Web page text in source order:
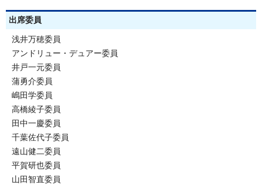
出席委員
浅井万穂委員
アンドリュー・デュアー委員
井戸一元委員
蒲勇介委員
嶋田学委員
高橋綾子委員
田中一慶委員
千葉佐代子委員
遠山健二委員
平賀研也委員
山田智直委員